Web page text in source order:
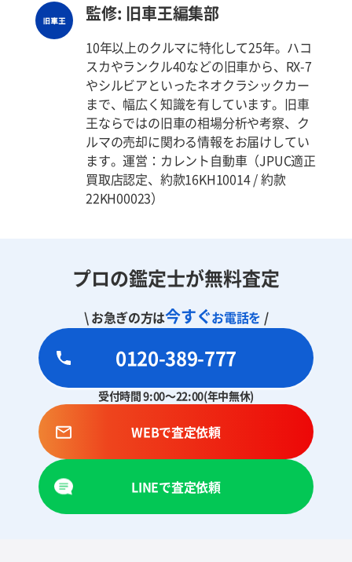
監修: 旧車王編集部
10年以上のクルマに特化して25年。ハコ
スカやランクル40などの旧車から、RX-7
やシルビアといったネオクラシックカー
まで、幅広く知識を有しています。旧車
王ならではの旧車の相場分析や考察、ク
ルマの売却に関わる情報をお届けしてい
ます。運営：カレント自動車（JPUC適正
買取店認定、約款16KH10014 / 約款
22KH00023）
プロの鑑定士が無料査定
\ お急ぎの方は今すぐお電話を /
0120-389-777
受付時間 9:00～22:00(年中無休)
WEBで査定依頼
LINEで査定依頼